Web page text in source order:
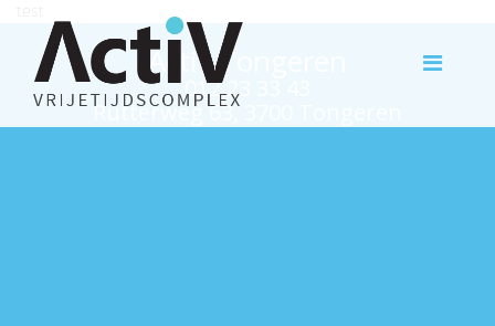
Activ Tongeren
012 23 33 43
Rutterweg 63, 3700 Tongeren